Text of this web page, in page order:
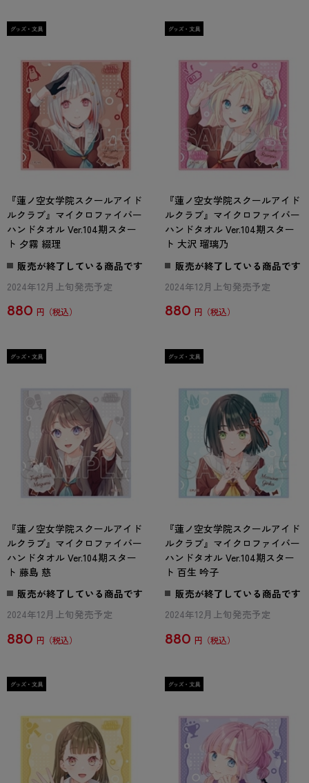
『蓮ノ空女学院スクールアイド
ルクラブ』マイクロファイバー
ハンドタオル Ver.104期スター
ト 夕霧 綴理
販売が終了している商品です
2024年12月上旬発売予定
880 円
『蓮ノ空女学院スクールアイド
ルクラブ』マイクロファイバー
ハンドタオル Ver.104期スター
ト 大沢 瑠璃乃
販売が終了している商品です
2024年12月上旬発売予定
880 円
『蓮ノ空女学院スクールアイド
ルクラブ』マイクロファイバー
ハンドタオル Ver.104期スター
ト 藤島 慈
販売が終了している商品です
2024年12月上旬発売予定
880 円
『蓮ノ空女学院スクールアイド
ルクラブ』マイクロファイバー
ハンドタオル Ver.104期スター
ト 百生 吟子
販売が終了している商品です
2024年12月上旬発売予定
880 円